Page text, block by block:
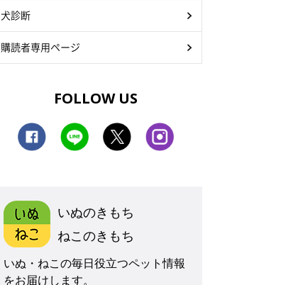
犬診断
購読者専用ページ
FOLLOW US
いぬのきもち
ねこのきもち
いぬ・ねこの毎日役立つペット情報
をお届けします。